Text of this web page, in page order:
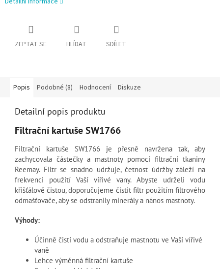
ZEPTAT SE HLÍDAT SDÍLET
Popis Podobné (8) Hodnocení Diskuze
Detailní popis produktu
Filtrační kartuše SW1766
Filtrační kartuše SW1766 je přesně navržena tak, aby
zachycovala částečky a mastnoty pomocí filtrační tkaniny
Reemay. Filtr se snadno udržuje, četnost údržby záleží na
frekvenci použití Vaší vířivé vany. Abyste udrželi vodu
křišťálově čistou, doporučujeme čistit filtr použitím filtrového
odmašťovače, aby se odstranily minerály a nános mastnoty.
Výhody:
Účinně čistí vodu a odstraňuje mastnotu ve Vaší vířivé
vaně
Lehce výměnná filtrační kartuše